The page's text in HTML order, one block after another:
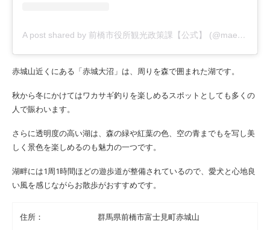
A post shared by 前橋市役所観光政策課【公式】 (@maebashi_trip)
赤城山近くにある「赤城大沼」は、周りを森で囲まれた湖です。
秋から冬にかけてはワカサギ釣りを楽しめるスポットとしても多くの
人で賑わいます。
さらに透明度の高い湖は、森の緑や紅葉の色、空の青までもを写し美
しく景色を楽しめるのも魅力の一つです。
湖畔には1周1時間ほどの遊歩道が整備されているので、愛犬と心地良
い風を感じながらお散歩がおすすめです。
住所： 群馬県前橋市富士見町赤城山